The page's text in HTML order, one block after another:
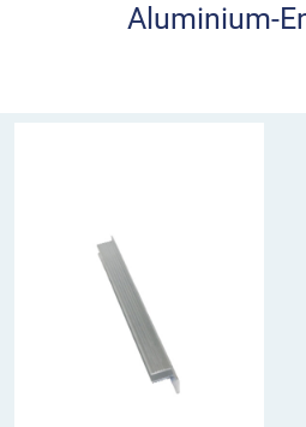
Aluminium-